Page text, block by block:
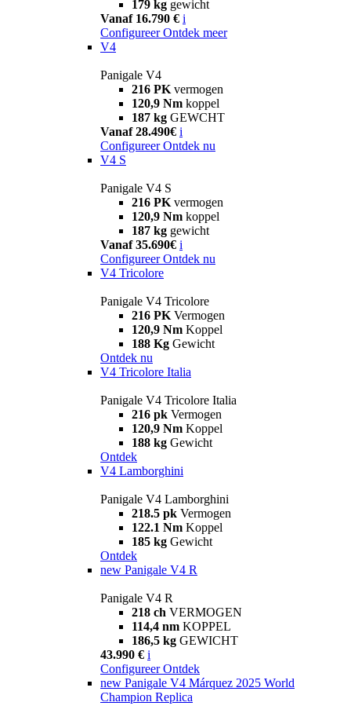
179 kg gewicht
Vanaf 16.790 € i
Configureer Ontdek meer
V4
Panigale V4
216 PK vermogen
120,9 Nm koppel
187 kg GEWCHT
Vanaf 28.490€ i
Configureer Ontdek nu
V4 S
Panigale V4 S
216 PK vermogen
120,9 Nm koppel
187 kg gewicht
Vanaf 35.690€ i
Configureer Ontdek nu
V4 Tricolore
Panigale V4 Tricolore
216 PK Vermogen
120,9 Nm Koppel
188 Kg Gewicht
Ontdek nu
V4 Tricolore Italia
Panigale V4 Tricolore Italia
216 pk Vermogen
120,9 Nm Koppel
188 kg Gewicht
Ontdek
V4 Lamborghini
Panigale V4 Lamborghini
218.5 pk Vermogen
122.1 Nm Koppel
185 kg Gewicht
Ontdek
new Panigale V4 R
Panigale V4 R
218 ch VERMOGEN
114,4 nm KOPPEL
186,5 kg GEWICHT
43.990 € i
Configureer Ontdek
new Panigale V4 Márquez 2025 World
Champion Replica